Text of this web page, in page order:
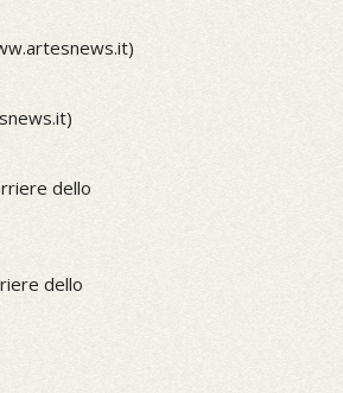
dello
dello